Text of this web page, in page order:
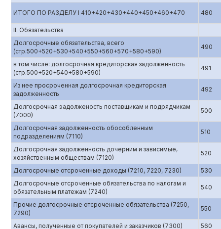
ИТОГО ПО РАЗДЕЛУ I 410+420+430+440+450+460+470 480
II. Обязательства
Долгосрочные обязательства, всего
(стр.500+520+530+540+550+560+570+580+590)
490
в том числе: долгосрочная кредиторская задолженность
(стр.500+520+540+580+590)
491
Из нее просроченная долгосрочная кредиторская
задолженность
492
Долгосрочная эадолженость поставщикам и подрядчикам
(7000)
500
Долгосрочная задолженность обособленным
подразделениям (7110)
510
Долгосрочная задолженность дочерним и зависимые,
хозяйственным обществам (7120)
520
Долгосрочные отсроченные доходы (7210, 7220, 7230)
530
Долгосрочные отсроченные обязательства по налогам и
обязательным платежам (7240)
540
Прочие долгосрочные отсроченные обязательства (7250,
7290)
550
Авансы, полученные от покупателей и заказчиков (7300) 560